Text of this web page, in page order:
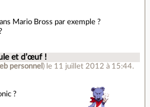
Mario Bross par exemple ?
et d’œuf !
personnel ) le 11 juillet 2012 à 15:44.
?